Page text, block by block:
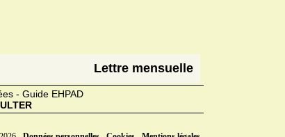
Lettre mensuelle
- Guide EHPAD